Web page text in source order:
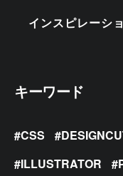
インスピレーシ
キーワード
CSS
ILLUSTRATOR